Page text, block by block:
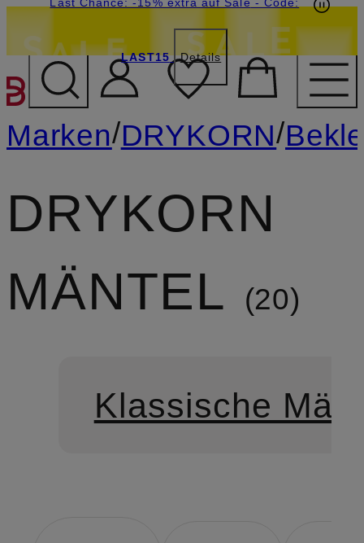
ZUM HAUPTINHALT
LAST15 Details
Marken/DRYKORN/
DRYKORN
MÄNTEL
20
Klassische